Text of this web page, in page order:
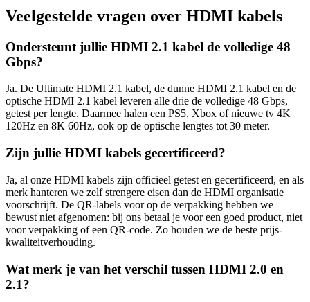
Veelgestelde vragen over HDMI kabels
Ondersteunt jullie HDMI 2.1 kabel de volledige 48
Gbps?
Ja. De Ultimate HDMI 2.1 kabel, de dunne HDMI 2.1 kabel en de
optische HDMI 2.1 kabel leveren alle drie de volledige 48 Gbps,
getest per lengte. Daarmee halen een PS5, Xbox of nieuwe tv 4K
120Hz en 8K 60Hz, ook op de optische lengtes tot 30 meter.
Zijn jullie HDMI kabels gecertificeerd?
Ja, al onze HDMI kabels zijn officieel getest en gecertificeerd, en als
merk hanteren we zelf strengere eisen dan de HDMI organisatie
voorschrijft. De QR-labels voor op de verpakking hebben we
bewust niet afgenomen: bij ons betaal je voor een goed product, niet
voor verpakking of een QR-code. Zo houden we de beste prijs-
kwaliteitverhouding.
Wat merk je van het verschil tussen HDMI 2.0 en
2.1?